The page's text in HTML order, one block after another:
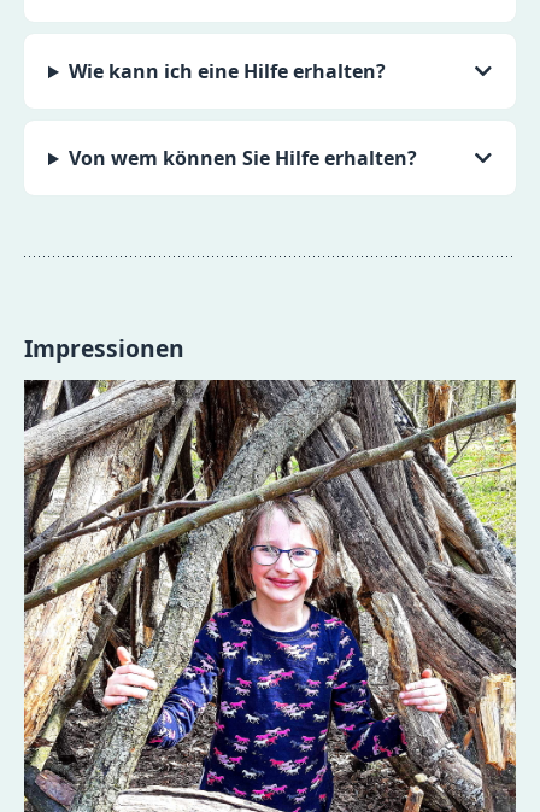
Wie kann ich eine Hilfe erhalten?
Von wem können Sie Hilfe erhalten?
Impressionen